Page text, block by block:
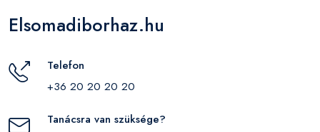
Elsomadiborhaz.hu
Telefon
+36 20 20 20 20
Tanácsra van szüksége?